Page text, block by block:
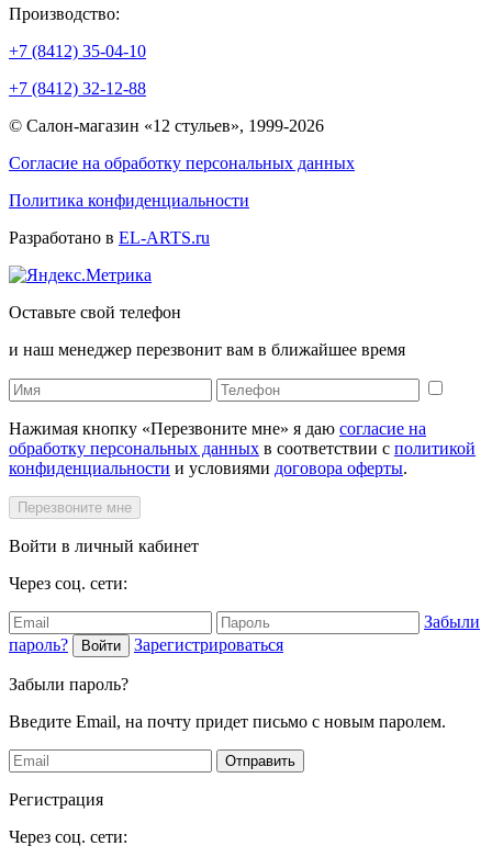
Производство:
+7 (8412) 35-04-10
+7 (8412) 32-12-88
© Салон-магазин «12 стульев», 1999-2026
Согласие на обработку персональных данных
Политика конфиденциальности
Разработано в EL-ARTS.ru
Оставьте свой телефон
и наш менеджер перезвонит вам в ближайшее время
Нажимая кнопку «Перезвоните мне» я даю согласие на
обработку персональных данных в соответствии с политикой
конфиденциальности и условиями договора оферты.
Перезвоните мне
Войти в личный кабинет
Через соц. сети:
Забыли
пароль?
Войти Зарегистрироваться
Забыли пароль?
Введите Email, на почту придет письмо с новым паролем.
Отправить
Регистрация
Через соц. сети: